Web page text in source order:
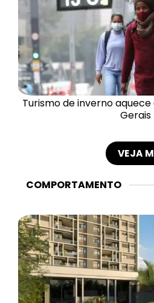
Turismo de inverno
Gerais
VEJA
COMPORTAMENTO